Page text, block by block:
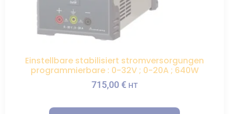
Einstellbare stabilisiert stromversorgungen
programmierbare : 0-32V ; 0-20A ; 640W
715,00 € HT